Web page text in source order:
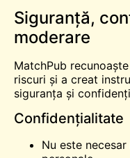
Siguranță,
moderare
MatchPub
riscuri și a creat
siguranța și
Confidențialitate
Nu este